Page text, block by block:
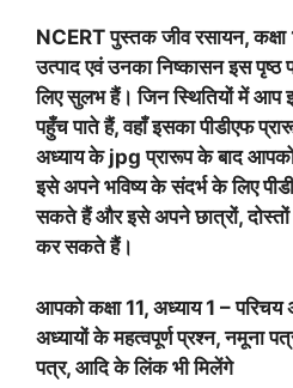
NCERT पुस्तक जीव रसायन, कक्षा
उत्पाद एवं उनका निष्कासन इस
लिए सुलभ हैं। जिन स्थितियों में आप
पहुँच पाते हैं, वहाँ इसका पीडीएफ
अध्याय के jpg प्रारूप के बाद
इसे अपने भविष्य के संदर्भ के लिए
सकते हैं और इसे अपने छात्रों,
कर सकते हैं।
आपको कक्षा 11, अध्याय 1 – परिचय
अध्यायों के महत्वपूर्ण प्रश्न, नमूना
पत्र, आदि के लिंक भी मिलेंगे